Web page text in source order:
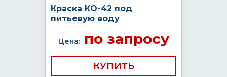
Краска КО-42 под
питьевую воду
Цена:по запросу
КУПИТЬ